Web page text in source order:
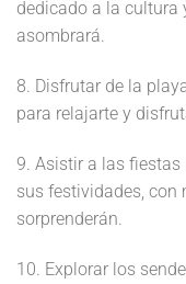
dedicado a la cultura
asombrará.
8. Disfrutar de la
para relajarte y
9. Asistir a las
sus festividades, con
sorprenderán.
10. Explorar los